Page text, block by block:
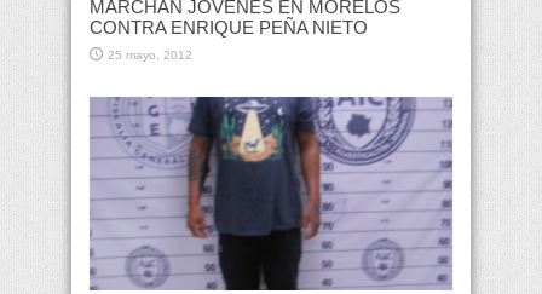
MARCHAN JÓVENES EN MORELOS
CONTRA ENRIQUE PEÑA NIETO
25 mayo, 2012